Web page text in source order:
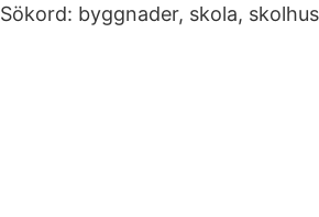
Sökord: byggnader, skola,